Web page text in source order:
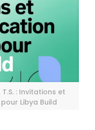
: Invitations et
Libya Build